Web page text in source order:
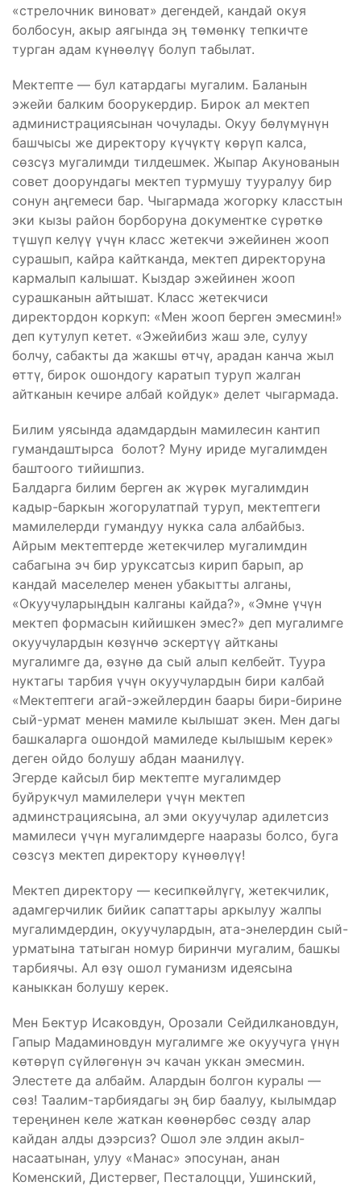
«стрелочник виноват» дегендей, кандай окуя
болбосун, акыр аягында эң төмөнкү тепкичте
турган адам күнөөлүү болуп табылат.
Мектепте — бул катардагы мугалим. Баланын
эжейи балким боорукердир. Бирок ал мектеп
администрациясынан чочулады. Окуу бөлүмүнүн
башчысы же директору күчүктү көрүп калса,
сөзсүз мугалимди тилдешмек. Жыпар Акунованын
совет доорундагы мектеп турмушу тууралуу бир
сонун аңгемеси бар. Чыгармада жогорку класстын
эки кызы район борборуна документке сүрөткө
түшүп келүү үчүн класс жетекчи эжейинен жооп
сурашып, кайра кайтканда, мектеп директоруна
кармалып калышат. Кыздар эжейинен жооп
сурашканын айтышат.​ Класс жетекчиси
директордон коркуп: «Мен жооп берген эмесмин!»
деп кутулуп кетет. «Эжейибиз жаш эле, сулуу
болчу, сабакты да жакшы өтчү, арадан канча жыл
өттү, бирок ошондогу каратып туруп жалган
айтканын кечире албай койдук» делет чыгармада.
Билим уясында адамдардын мамилесин кантип
гумандаштырса болот? Муну ириде мугалимден
баштоого тийишпиз.
Балдарга билим берген ак жүрөк мугалимдин
кадыр-баркын жогорулатпай туруп, мектептеги
мамилелерди гумандуу нукка сала албайбыз.
Айрым мектептерде жетекчилер мугалимдин
сабагына эч бир уруксатсыз кирип барып, ар
кандай маселелер менен убакытты алганы,
«Окуучуларыңдын калганы кайда?», «Эмне үчүн
мектеп формасын кийишкен эмес?» деп мугалимге
окуучулардын көзүнчө эскертүү айтканы
мугалимге да, өзүнө да сый алып келбейт. Туура
нуктагы тарбия үчүн окуучулардын бири калбай
«Мектептеги агай-эжейлердин баары бири-бирине
сый-урмат менен мамиле кылышат экен. Мен дагы
башкаларга ошондой мамиледе кылышым керек»
деген ойдо болушу абдан маанилүү.
Эгерде кайсыл бир мектепте мугалимдер
буйрукчул мамилелери үчүн мектеп
админстрациясына, ал эми окуучулар адилетсиз
мамилеси үчүн мугалимдерге нааразы болсо, буга
сөзсүз мектеп директору күнөөлүү!
Мектеп директору — кесипкөйлүгү, жетекчилик,
адамгерчилик бийик сапаттары аркылуу жалпы
мугалимдердин, окуучулардын, ата-энелердин сый-
урматына татыган номур биринчи мугалим, башкы
тарбиячы.​ Ал өзү ошол гуманизм идеясына
каныккан болушу керек.
Мен Бектур Исаковдун, Орозали Сейдилкановдун,
Гапыр Мадаминовдун мугалимге же окуучуга үнүн
көтөрүп сүйлөгөнүн эч качан уккан эмесмин.
Элестете да албайм. Алардын болгон куралы —
сөз! Таалим-тарбиядагы эң бир баалуу, кылымдар
тереңинен келе жаткан көөнөрбөс сөздү алар
кайдан алды дээрсиз? Ошол эле элдин акыл-
насаатынан, улуу «Манас» эпосунан, анан
Коменский, Дистервег, Песталоцци, Ушинский,